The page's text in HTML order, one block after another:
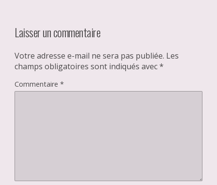
Laisser un commentaire
Votre adresse e-mail ne sera pas publiée. Les
champs obligatoires sont indiqués avec*
Commentaire *